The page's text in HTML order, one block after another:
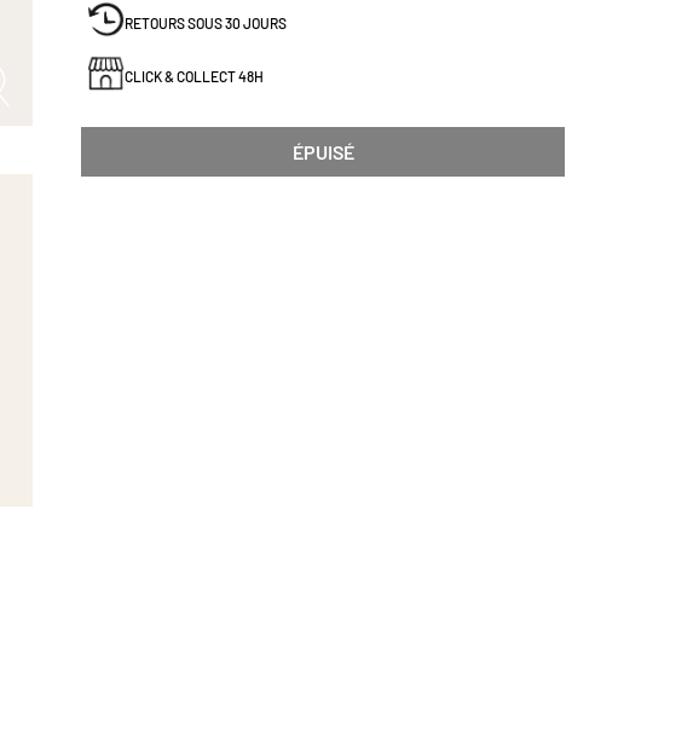
RETOURS SOUS 30 JOURS
CLICK & COLLECT 48H
ÉPUISÉ